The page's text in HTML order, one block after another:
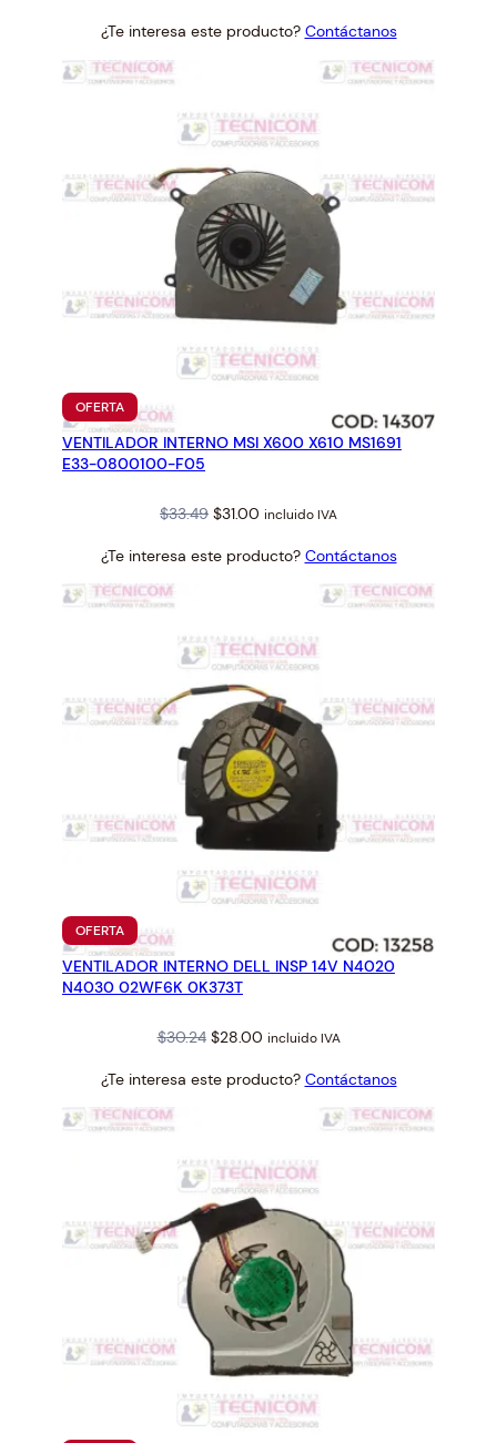
was:
is:
¿Te interesa este producto? Contáctanos
OFERTAPRODUCTO
EN
OFERTA
VENTILADOR INTERNO MSI X600 X610 MS1691
E33-0800100-F05
$33.49 Original
was:
$31.00 Current
is:
incluido IVA
¿Te interesa este producto? Contáctanos
OFERTAPRODUCTO
EN
OFERTA
VENTILADOR INTERNO DELL INSP 14V N4020
N4030 02WF6K 0K373T
$30.24 Original
was:
$28.00Current
is:
incluido IVA
¿Te interesa este producto? Contáctanos